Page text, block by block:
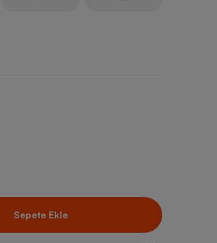
Sepete Ekle